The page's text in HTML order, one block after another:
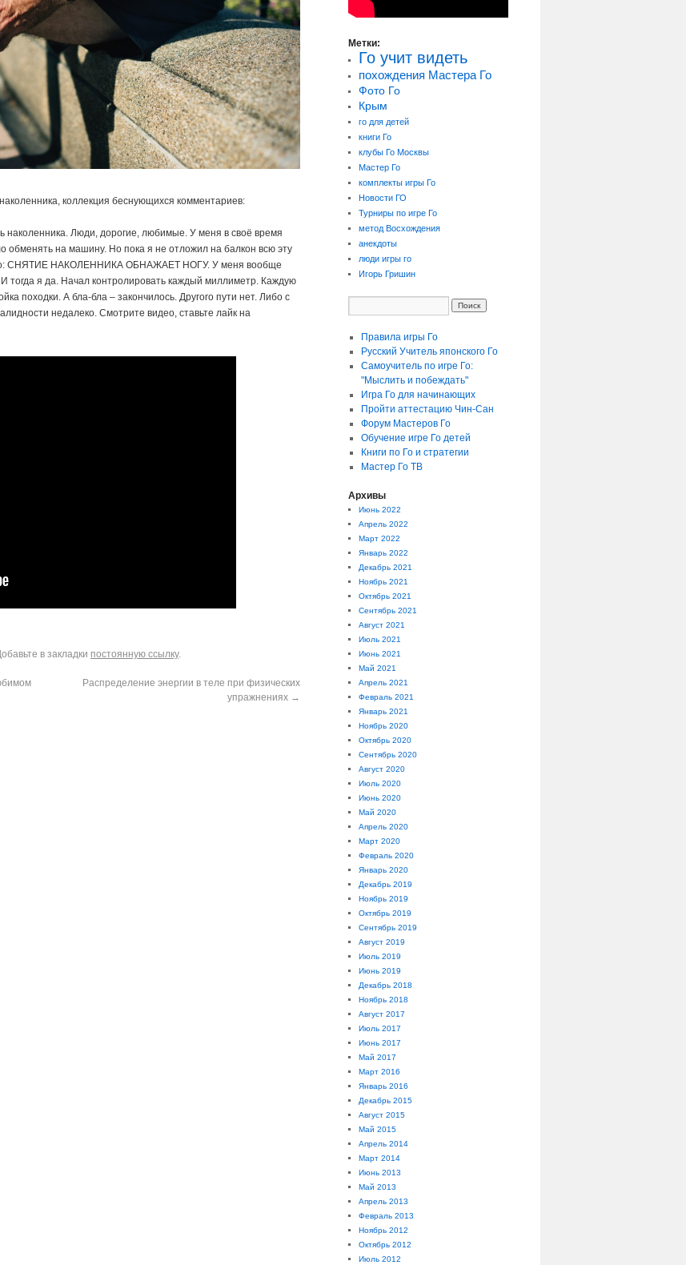
коллекция беснующихся комментариев:
наколенника. Люди, дорогие, любимые. У меня в своё время
обменять на машину. Но пока я не отложил на балкон всю эту
СНЯТИЕ НАКОЛЕННИКА ОБНАЖАЕТ НОГУ. У меня вообще
тогда я да. Начал контролировать каждый миллиметр. Каждую
походки. А бла-бла – закончилось. Другого пути нет. Либо с
недалеко. Смотрите видео, ставьте лайк на
в закладки постоянную ссылку.
Распределение энергии в теле при физических
упражнениях →
Метки:
Го учит видеть
похождения Мастера Го
Фото Го
Крым
го для детей
книги Го
клубы Го Москвы
Мастер Го
комплекты игры Го
Новости ГО
Турниры по игре Го
метод Восхождения
анекдоты
люди игры го
Игорь Гришин
Правила игры Го
Русский Учитель японского Го
Самоучитель по игре Го:
"Мыслить и побеждать"
Игра Го для начинающих
Пройти аттестацию Чин-Сан
Форум Мастеров Го
Обучение игре Го детей
Книги по Го и стратегии
Мастер Го ТВ
Архивы
Июнь 2022
Апрель 2022
Март 2022
Январь 2022
Декабрь 2021
Ноябрь 2021
Октябрь 2021
Сентябрь 2021
Август 2021
Июль 2021
Июнь 2021
Май 2021
Апрель 2021
Февраль 2021
Январь 2021
Ноябрь 2020
Октябрь 2020
Сентябрь 2020
Август 2020
Июль 2020
Июнь 2020
Май 2020
Апрель 2020
Март 2020
Февраль 2020
Январь 2020
Декабрь 2019
Ноябрь 2019
Октябрь 2019
Сентябрь 2019
Август 2019
Июль 2019
Июнь 2019
Декабрь 2018
Ноябрь 2018
Август 2017
Июль 2017
Июнь 2017
Май 2017
Март 2016
Январь 2016
Декабрь 2015
Август 2015
Май 2015
Апрель 2014
Март 2014
Июнь 2013
Май 2013
Апрель 2013
Февраль 2013
Ноябрь 2012
Октябрь 2012
Июль 2012